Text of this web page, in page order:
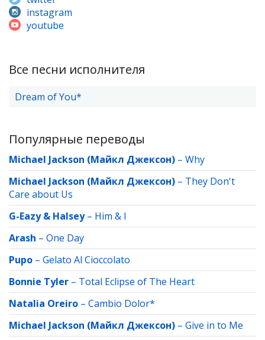
instagram
youtube
Все песни исполнителя
Dream of You*
Популярные переводы
Michael Jackson (Майкл Джексон) – Why
Michael Jackson (Майкл Джексон) – They Don't
Care about Us
G-Eazy & Halsey– Him & I
Arash – One Day
Pupo – Gelato Al Cioccolato
Bonnie Tyler – Total Eclipse of The Heart
Natalia Oreiro – Cambio Dolor*
Michael Jackson (Майкл Джексон) – Give in to Me